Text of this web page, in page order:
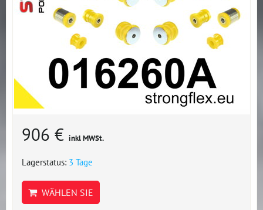
906 € inkl MWSt.
Lagerstatus: 3 Tage
WÄHLEN SIE